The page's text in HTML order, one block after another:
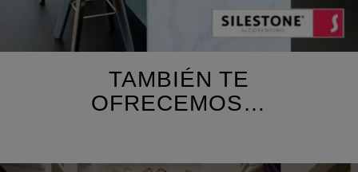
TAMBIÉN TE
OFRECEMOS…